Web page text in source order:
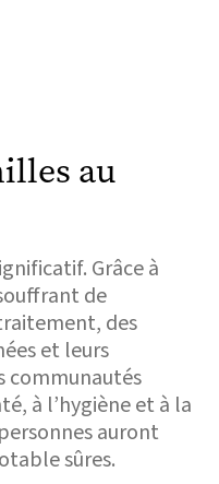
au
Grâce à
de
des
et leurs
communautés
à l’hygiène et à la
auront
sûres.